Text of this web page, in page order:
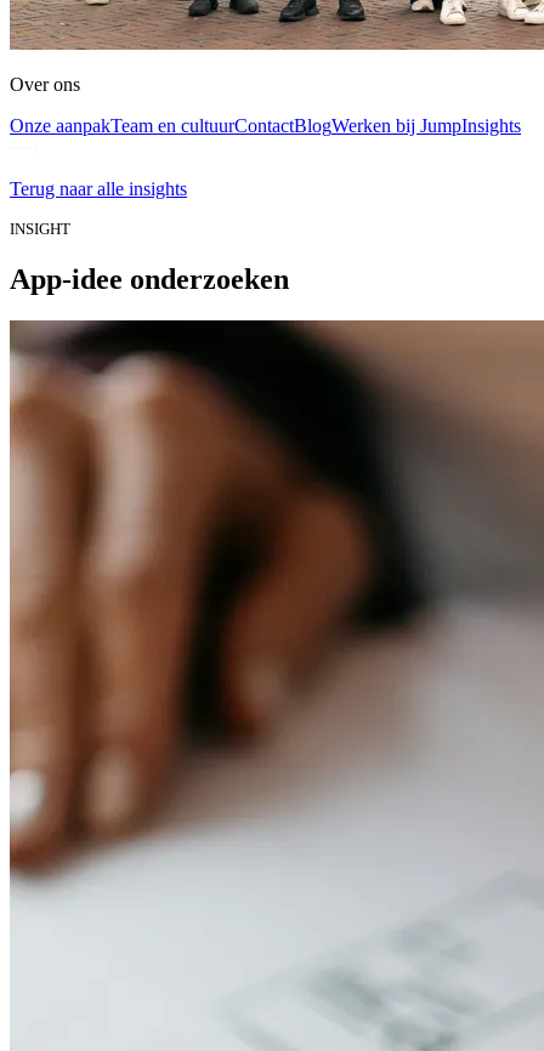
Over ons
Onze aanpakTeam en cultuurContactBlogWerken bij JumpInsights
Terug naar alle insights
INSIGHT
App-idee onderzoeken